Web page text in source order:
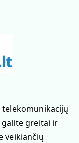
telekomunikacijų
galite greitai ir
veikiančių